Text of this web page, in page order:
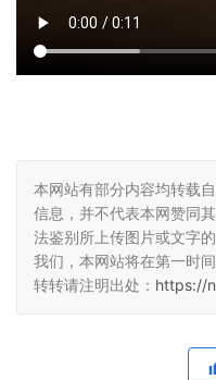
本网站有部分内容均转载
信息，并不代表本网赞同
法鉴别所上传图片或文字
我们，本网站将在第一时
转转请注明出处： https://